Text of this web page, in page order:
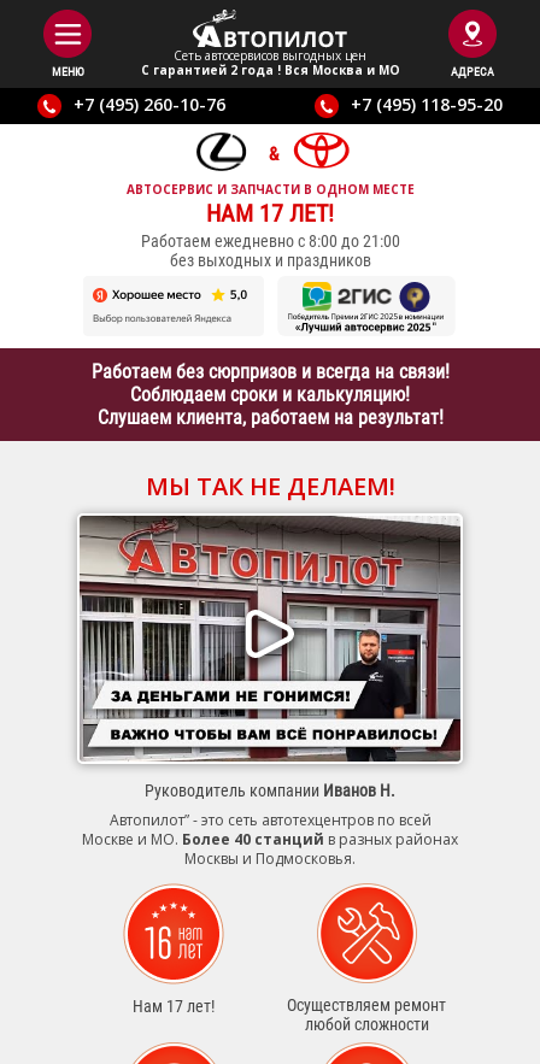
МЕНЮ
Сеть автосервисов выгодныx цен
С гарантией 2 года ! Вся Москва и МО
АДРЕСА
+7 (495) 260-10-76 +7 (495) 118-95-20
АВТОСЕРВИС И ЗАПЧАСТИ В ОДНОМ МЕСТЕ
НАМ 17 ЛЕТ!
Работаем ежедневно с 8:00 до 21:00
без выходных и праздников
Работаем без сюрпризов и всегда на связи!
Соблюдаем сроки и калькуляцию!
Слушаем клиента, работаем на результат!
МЫ ТАК НЕ ДЕЛАЕМ!
Руководитель компании Иванов Н.
Автопилот” - это сеть автотехцентров по всей
Москве и МО. Более 40 станций в разных районах
Москвы и Подмосковья.
Нам 17 лет!
Осуществляем ремонт
любой сложности